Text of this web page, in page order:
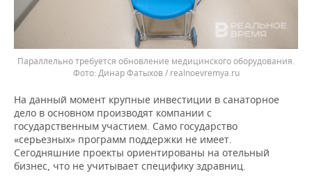
Параллельно требуется обновление медицинского оборудования.
Динар Фатыхов / realnoevremya.ru
На данный момент крупные инвестиции в санаторное
дело в основном производят компании с
государственным участием. Само государство
«серьезных» программ поддержки не имеет.
Сегодняшние проекты ориентированы на отельный
бизнес, что не учитывает специфику здравниц.